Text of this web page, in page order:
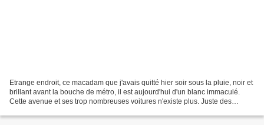
Etrange endroit, ce macadam que j'avais quitté hier soir sous la pluie, noir et
brillant avant la bouche de métro, il est aujourd'hui d'un blanc immaculé.
Cette avenue et ses trop nombreuses voitures n'existe plus. Juste des